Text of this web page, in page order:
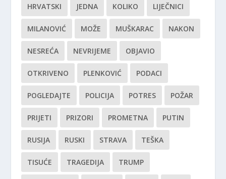
HRVATSKI JEDNA KOLIKO LIJEČNICI
MILANOVIĆ MOŽE MUŠKARAC NAKON
NESREĆA NEVRIJEME OBJAVIO
OTKRIVENO PLENKOVIĆ PODACI
POGLEDAJTE POLICIJA POTRES POŽAR
PRIJETI PRIZORI PROMETNA PUTIN
RUSIJA RUSKI STRAVA TEŠKA
TISUĆE TRAGEDIJA TRUMP